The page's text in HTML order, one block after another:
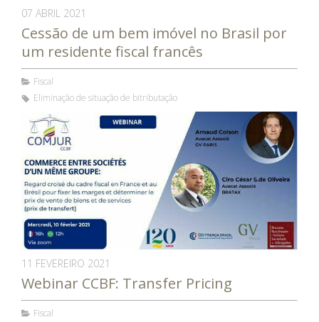
07 ABRIL 2021
Cessão de um bem imóvel no Brasil por
um residente fiscal francês
Fiscal
Eliminação de situação de bitributação
11 FEVEREIRO 2021
Webinar CCBF: Transfer Pricing
Fiscal